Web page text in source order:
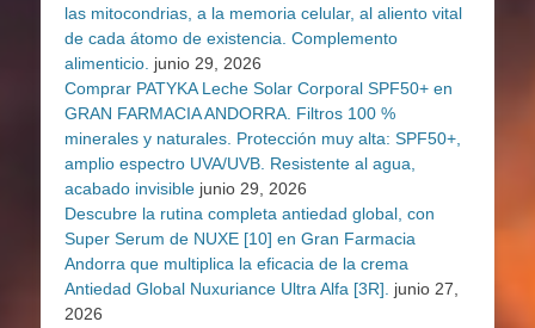
las mitocondrias, a la memoria celular, al aliento vital
de cada átomo de existencia. Complemento
alimenticio. junio 29, 2026
Comprar PATYKA Leche Solar Corporal SPF50+ en
GRAN FARMACIA ANDORRA. Filtros 100 %
minerales y naturales. Protección muy alta: SPF50+,
amplio espectro UVA/UVB. Resistente al agua,
acabado invisible junio 29, 2026
Descubre la rutina completa antiedad global, con
Super Serum de NUXE [10] en Gran Farmacia
Andorra que multiplica la eficacia de la crema
Antiedad Global Nuxuriance Ultra Alfa [3R]. junio 27,
2026